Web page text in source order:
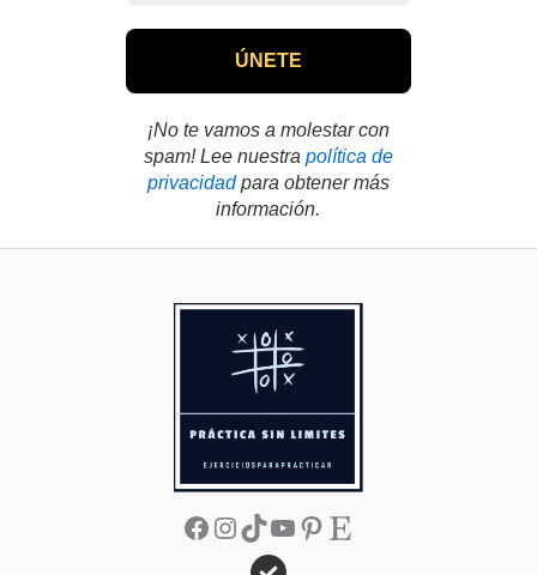
¡No te vamos a molestar con
spam! Lee nuestra política de
privacidadpara obtener más
información.
Facebook
Instagram
TikTok
YouTube
Pinterest
Etsy